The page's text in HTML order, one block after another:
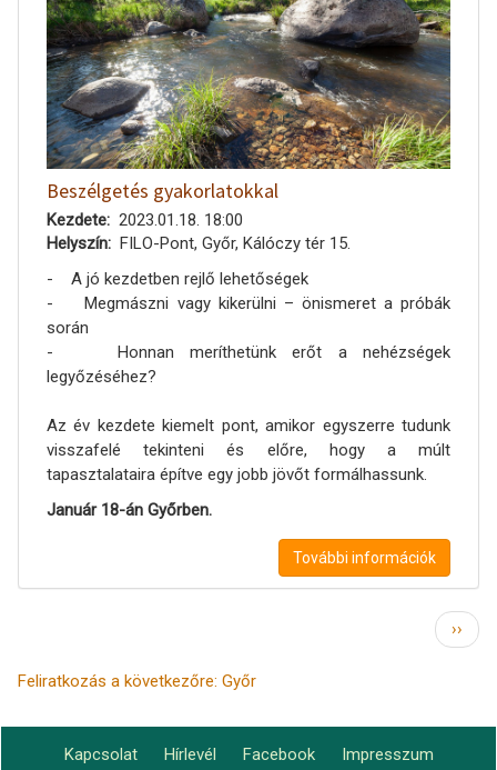
Beszélgetés gyakorlatokkal
Kezdete
2023.01.18. 18:00
Helyszín
FILO-Pont, Győr, Kálóczy tér 15.
- A jó kezdetben rejlő lehetőségek
- Megmászni vagy kikerülni – önismeret a próbák
során
- Honnan meríthetünk erőt a nehézségek
legyőzéséhez?
Az év kezdete kiemelt pont, amikor egyszerre tudunk
visszafelé tekinteni és előre, hogy a múlt
tapasztalataira építve egy jobb jövőt formálhassunk.
Január 18-án Győrben.
További információk
oldal
››
Feliratkozás a következőre: Győr
Kapcsolat Hírlevél Facebook Impresszum